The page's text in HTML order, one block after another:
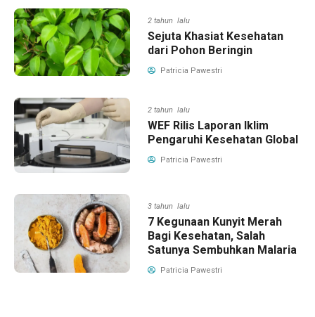
2 tahun lalu
Sejuta Khasiat Kesehatan
dari Pohon Beringin
Patricia Pawestri
2 tahun lalu
WEF Rilis Laporan Iklim
Pengaruhi Kesehatan Global
Patricia Pawestri
3 tahun lalu
7 Kegunaan Kunyit Merah
Bagi Kesehatan, Salah
Satunya Sembuhkan Malaria
Patricia Pawestri